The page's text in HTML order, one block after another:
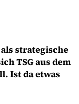
strategische
TSG aus dem
Ist da etwas